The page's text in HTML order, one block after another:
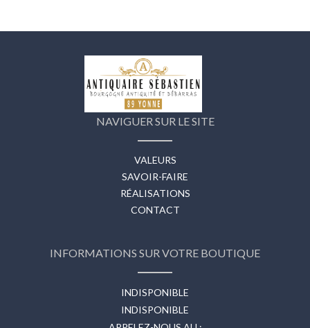
NAVIGUER SUR LE SITE
VALEURS
SAVOIR-FAIRE
RÉALISATIONS
CONTACT
INFORMATIONS SUR VOTRE BOUTIQUE
INDISPONIBLE
INDISPONIBLE